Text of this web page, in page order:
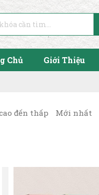
Chủ Giới Thiệu
đến thấp Mới nhất